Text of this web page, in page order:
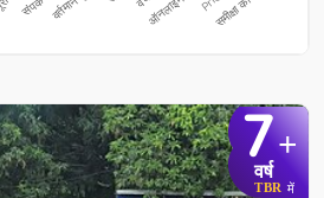
7+
वर्ष
TBR में